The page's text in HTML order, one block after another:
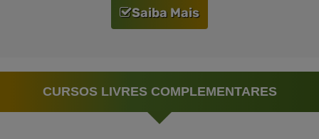
Saiba Mais
CURSOS LIVRES COMPLEMENTARES